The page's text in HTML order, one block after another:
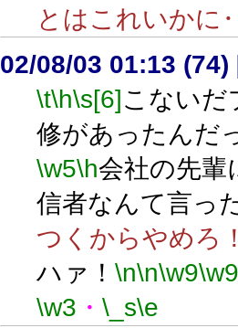
とはこれいかに
02/08/03 01:13 (74)
\t\h\s[6] こないだ
修があったんだ
\w5\h会社の先輩
信者なんて言っ
つくからやめろ
ハァ！ \n\n\w9\w9
\w3 ・ \_s\e